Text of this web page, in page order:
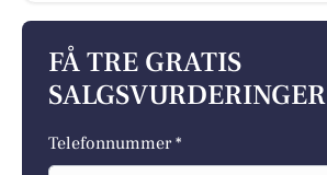
FÅ TRE GRATIS
SALGSVURDERINGER
Telefonnummer *